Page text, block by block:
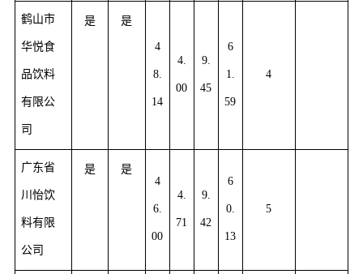
鹤山市
华悦食
品饮料
有限公
司
是 是
4
8.
14
4.
00
9.
45
6
1.
59
4
广东省
川怡饮
料有限
公司
是
是
4
6.
00
4.
71
9.
42
6
0.
13
5